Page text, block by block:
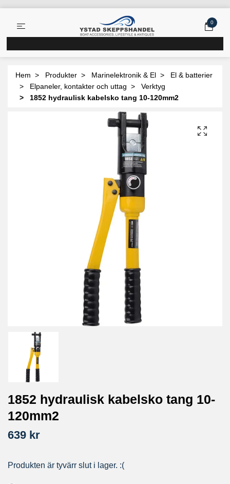
0
Hem Produkter Marinelektronik & El
El & batterier
Elpaneler, kontakter och uttag
Verktyg
1852 hydraulisk kabelsko tang 10-120mm2
1852 hydraulisk kabelsko tang 10-
120mm2
639 kr
Produkten är tyvärr slut i lager. :(